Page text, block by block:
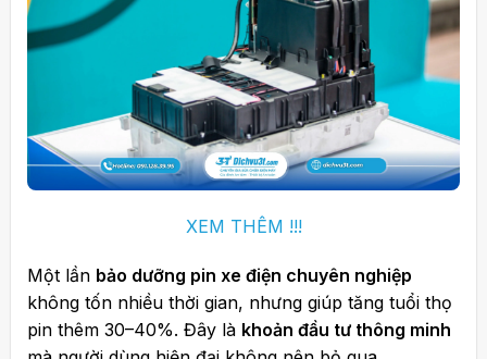
XEM THÊM !!!
Một lần bảo dưỡng pin xe điện chuyên nghiệp
không tốn nhiều thời gian, nhưng giúp tăng tuổi thọ
pin thêm 30–40%. Đây là khoản đầu tư thông minh